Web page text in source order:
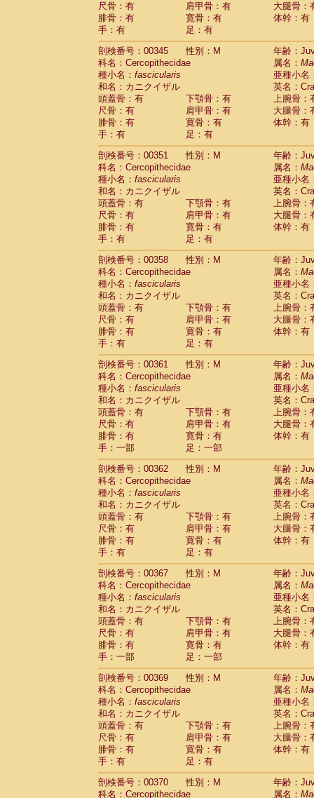
尺骨：有
肩甲骨：有
大腿骨：
腓骨：有
寛骨：有
体幹：有
手：有
足：有
剖検番号：00345
性別：M
年齢：
科名：Cercopithecidae
属名：
種小名： fascicularis
亜種小名
和名：カニクイザル
英名：
頭蓋骨：有
下顎骨：有
上腕骨：
尺骨：有
肩甲骨：有
大腿骨：
腓骨：有
寛骨：有
体幹：有
手：有
足：有
剖検番号：00351
性別：M
年齢：
科名：Cercopithecidae
属名：
種小名： fascicularis
亜種小名
和名：カニクイザル
英名：
頭蓋骨：有
下顎骨：有
上腕骨：
尺骨：有
肩甲骨：有
大腿骨：
腓骨：有
寛骨：有
体幹：有
手：有
足：有
剖検番号：00358
性別：M
年齢：
科名：Cercopithecidae
属名：
種小名： fascicularis
亜種小名
和名：カニクイザル
英名：
頭蓋骨：有
下顎骨：有
上腕骨：
尺骨：有
肩甲骨：有
大腿骨：
腓骨：有
寛骨：有
体幹：有
手：有
足：有
剖検番号：00361
性別：M
年齢：
科名：Cercopithecidae
属名：
種小名： fascicularis
亜種小名
和名：カニクイザル
英名：
頭蓋骨：有
下顎骨：有
上腕骨：
尺骨：有
肩甲骨：有
大腿骨：
腓骨：有
寛骨：有
体幹：有
手：一部
足：一部
剖検番号：00362
性別：M
年齢：
科名：Cercopithecidae
属名：
種小名： fascicularis
亜種小名
和名：カニクイザル
英名：
頭蓋骨：有
下顎骨：有
上腕骨：
尺骨：有
肩甲骨：有
大腿骨：
腓骨：有
寛骨：有
体幹：有
手：有
足：有
剖検番号：00367
性別：M
年齢：
科名：Cercopithecidae
属名：
種小名： fascicularis
亜種小名
和名：カニクイザル
英名：
頭蓋骨：有
下顎骨：有
上腕骨：
尺骨：有
肩甲骨：有
大腿骨：
腓骨：有
寛骨：有
体幹：有
手：一部
足：一部
剖検番号：00369
性別：M
年齢：
科名：Cercopithecidae
属名：
種小名： fascicularis
亜種小名
和名：カニクイザル
英名：
頭蓋骨：有
下顎骨：有
上腕骨：
尺骨：有
肩甲骨：有
大腿骨：
腓骨：有
寛骨：有
体幹：有
手：有
足：有
剖検番号：00370
性別：M
年齢：
科名：Cercopithecidae
属名：